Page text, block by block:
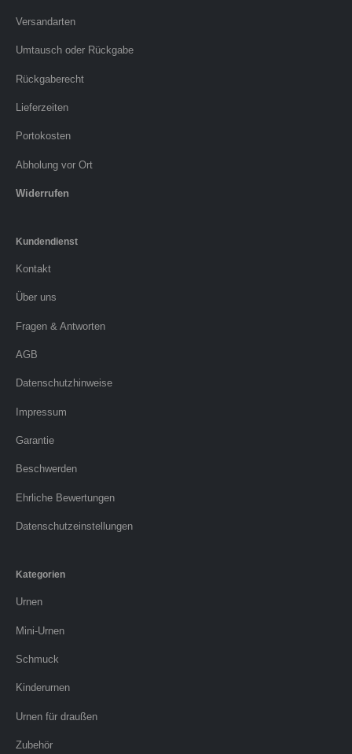
Versandarten
Umtausch oder Rückgabe
Rückgaberecht
Lieferzeiten
Portokosten
Abholung vor Ort
Widerrufen
Kundendienst
Kontakt
Über uns
Fragen & Antworten
AGB
Datenschutzhinweise
Impressum
Garantie
Beschwerden
Ehrliche Bewertungen
Datenschutzeinstellungen
Kategorien
Urnen
Mini-Urnen
Schmuck
Kinderurnen
Urnen für draußen
Zubehör